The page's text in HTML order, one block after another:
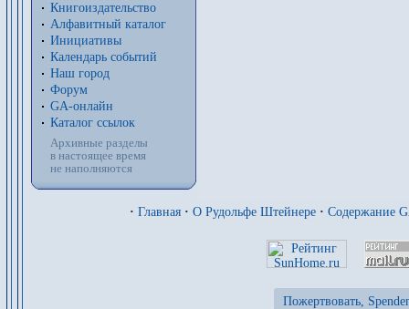
Книгоиздательство
Алфавитный каталог
Инициативы
Календарь событий
Наш город
Форум
GA-онлайн
Каталог ссылок
Архивные разделы
в настоящее время
не наполняются
· Главная · О Рудольфе Штейнере · Содержание
Пожертвовать,